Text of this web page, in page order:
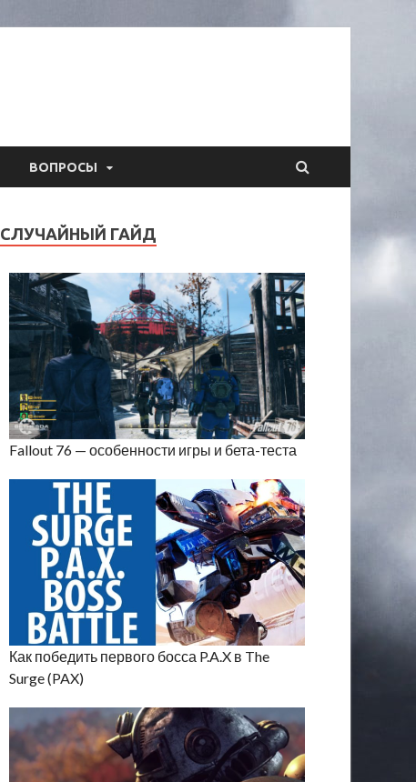
ВОПРОСЫ
СЛУЧАЙНЫЙ ГАЙД
Fallout 76 — особенности игры и бета-теста
Как победить первого босса P.A.X в The
Surge (PAX)